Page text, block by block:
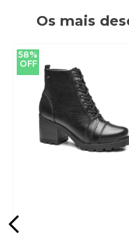
Os mais
58%
OFF